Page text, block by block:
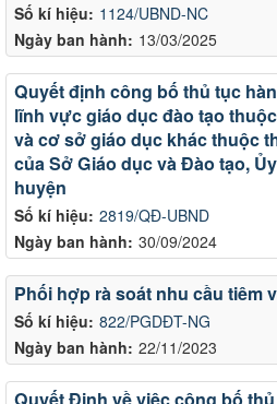
Số kí hiệu: 1124/UBND-NC
Ngày ban hành: 13/03/2025
Số kí hiệu: 2819/QĐ-UBND
Ngày ban hành: 30/09/2024
Quyết định công bố thủ tục
lĩnh vực giáo dục đào tạo
và cơ sở giáo dục khác thuộc
của Sở Giáo dục và Đào tạo,
huyện
Số kí hiệu: 822/PGDĐT-NG
Ngày ban hành: 22/11/2023
Phối hợp rà soát nhu cầu tiêm
Quyết Định về việc công bố